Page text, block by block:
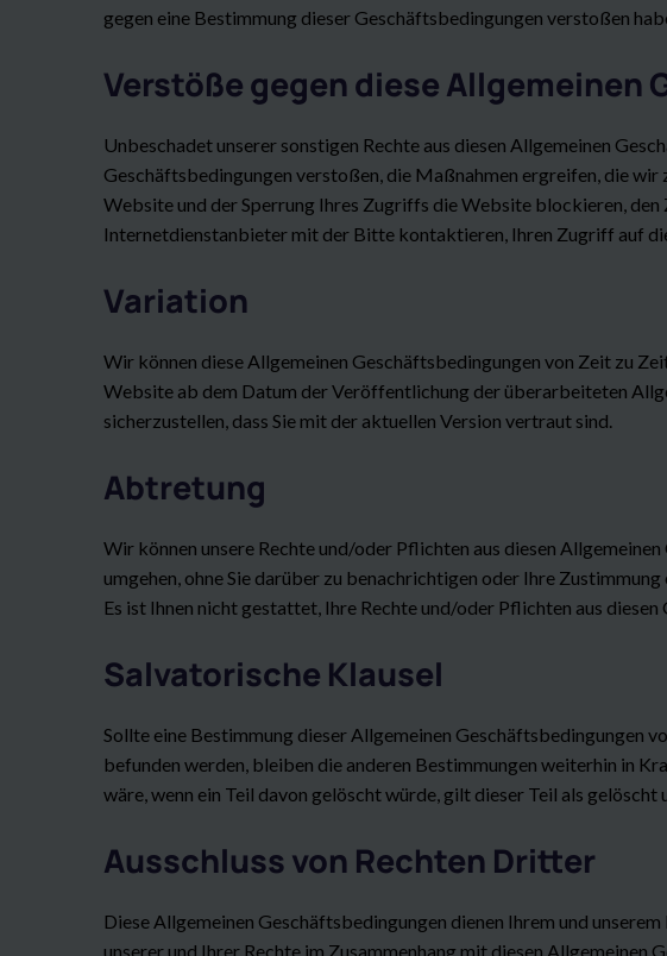
gegen eine Bestimmung dieser Geschäftsbedingungen verstoßen
Verstöße gegen diese Allgemeinen
Unbeschadet unserer sonstigen Rechte aus diesen Allgemeinen
Geschäftsbedingungen verstoßen, die Maßnahmen ergreifen, die
Website und der Sperrung Ihres Zugriffs die Website blockieren,
Internetdienstanbieter mit der Bitte kontaktieren, Ihren Zugriff auf
Variation
Wir können diese Allgemeinen Geschäftsbedingungen von Zeit zu
Website ab dem Datum der Veröffentlichung der überarbeiteten
sicherzustellen, dass Sie mit der aktuellen Version vertraut sind.
Abtretung
Wir können unsere Rechte und/oder Pflichten aus diesen
umgehen, ohne Sie darüber zu benachrichtigen oder Ihre Zustimmung
Es ist Ihnen nicht gestattet, Ihre Rechte und/oder Pflichten aus
Salvatorische Klausel
Sollte eine Bestimmung dieser Allgemeinen Geschäftsbedingungen
befunden werden, bleiben die anderen Bestimmungen weiterhin in
wäre, wenn ein Teil davon gelöscht würde, gilt dieser Teil als
Ausschluss von Rechten Dritter
Diese Allgemeinen Geschäftsbedingungen dienen Ihrem und
unserer und Ihrer Rechte im Zusammenhang mit diesen